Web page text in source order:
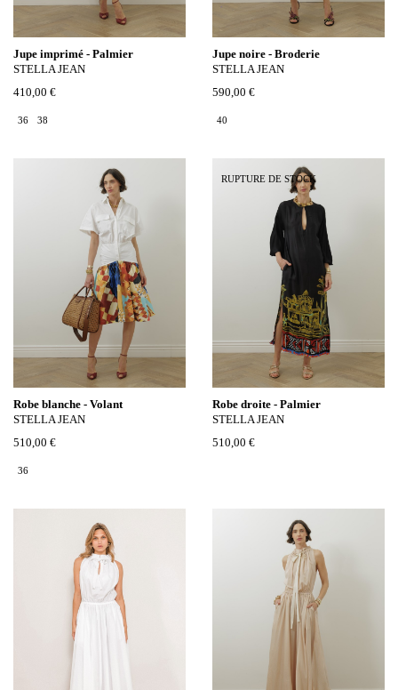
Jupe imprimé - Palmier
STELLA JEAN
410,00 €
36 38
Jupe noire - Broderie
STELLA JEAN
590,00 €
40
Robe blanche - Volant
STELLA JEAN
510,00 €
36
RUPTURE DE STOCK
Robe droite - Palmier
STELLA JEAN
510,00 €